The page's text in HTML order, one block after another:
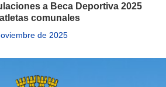
a Beca Deportiva 2025
comunales
de 2025